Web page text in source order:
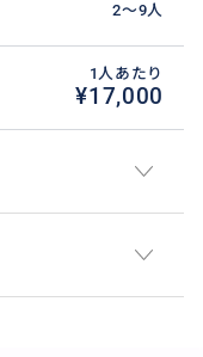
2〜9人
1人あたり
¥17,000